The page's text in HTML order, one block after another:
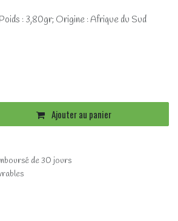
: 3,80gr; Origine : Afrique du Sud
Ajouter au panier
de 30 jours